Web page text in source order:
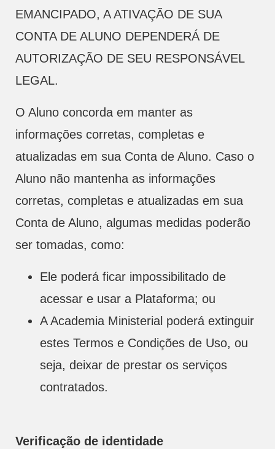
EMANCIPADO, A ATIVAÇÃO DE SUA
CONTA DE ALUNO DEPENDERÁ DE
AUTORIZAÇÃO DE SEU RESPONSÁVEL
LEGAL.
O Aluno concorda em manter as
informações corretas, completas e
atualizadas em sua Conta de Aluno. Caso o
Aluno não mantenha as informações
corretas, completas e atualizadas em sua
Conta de Aluno, algumas medidas poderão
ser tomadas, como:
Ele poderá ficar impossibilitado de
acessar e usar a Plataforma; ou
A Academia Ministerial poderá extinguir
estes Termos e Condições de Uso, ou
seja, deixar de prestar os serviços
contratados.
Verificação de identidade